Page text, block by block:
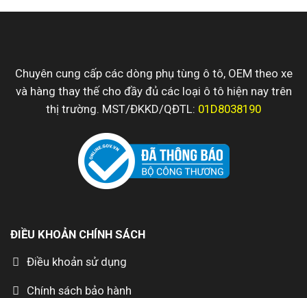
Chuyên cung cấp các dòng phụ tùng ô tô, OEM theo xe
và hàng thay thế cho đầy đủ các loại ô tô hiện nay trên
thị trường. MST/ĐKKD/QĐTL: 01D8038190
ĐIỀU KHOẢN CHÍNH SÁCH
Điều khoản sử dụng
Chính sách bảo hành